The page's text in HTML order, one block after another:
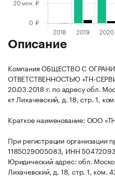
Описание
Компания ОБЩЕСТВО С
ОТВЕТСТВЕННОСТЬЮ «ТН-
20.03.2018 г. по адресу обл.
кт Лихачевский, д. 18, стр. 1,
Краткое наименование: ООО
При регистрации организации
1185029005083, ИНН
Юридический адрес: обл.
Лихачевский, д. 18, стр. 1, ком.